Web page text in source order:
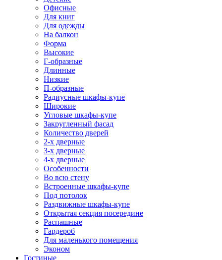
Офисные
Для книг
Для одежды
На балкон
Форма
Высокие
Г-образные
Длинные
Низкие
П-образные
Радиусные шкафы-купе
Широкие
Угловые шкафы-купе
Закругленный фасад
Количество дверей
2-х дверные
3-х дверные
4-х дверные
Особенности
Во всю стену
Встроенные шкафы-купе
Под потолок
Раздвижные шкафы-купе
Открытая секция посередине
Распашные
Гардероб
Для маленького помещения
Эконом
Гостиные